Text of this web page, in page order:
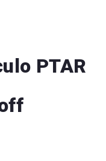
PTAR